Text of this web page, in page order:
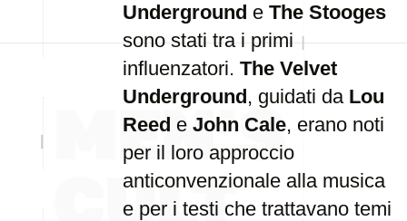
Underground e The Stooges
sono stati tra i primi
influenzatori. The Velvet
Underground, guidati da Lou
Reed e John Cale, erano noti
per il loro approccio
anticonvenzionale alla musica
e per i testi che trattavano temi